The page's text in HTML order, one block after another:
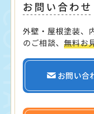
お問い合わせ
外壁・屋根塗装、
のご相談、無料お
お問い合